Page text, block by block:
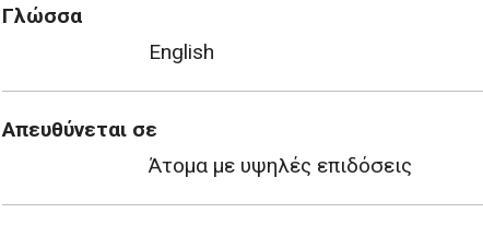
Γλώσσα
English
Απευθύνεται σε
Άτομα με υψηλές επιδόσεις